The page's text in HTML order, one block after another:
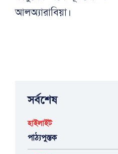
আলঅ্যারাবিয়া।
সর্বশেষ
হাইলাইট
পাঠ্যপুস্তক